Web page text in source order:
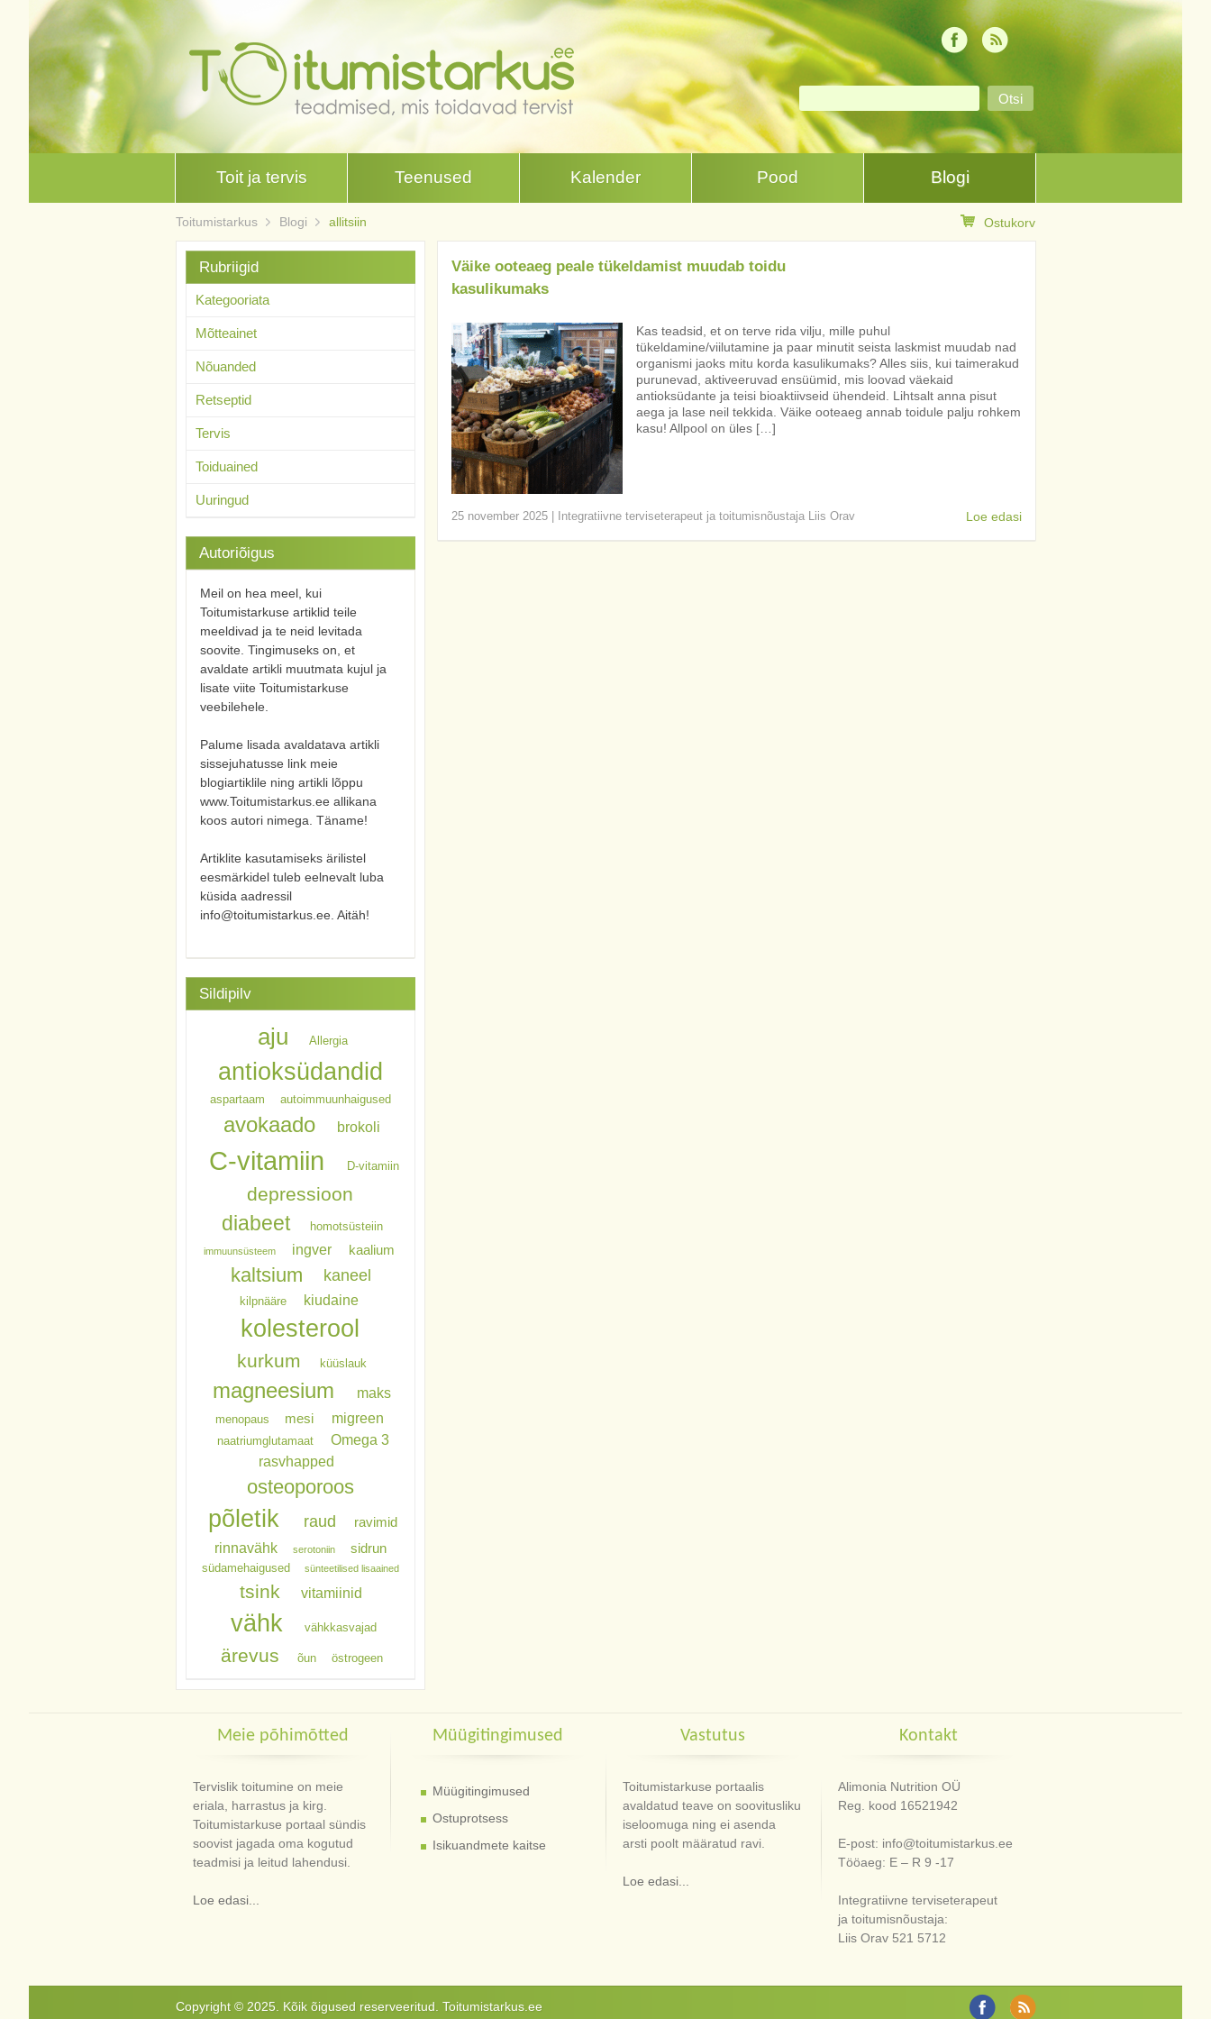
Toit ja tervis Teenused Kalender Pood Blogi
Toitumistarkus Blogi allitsiin Ostukorv
Väike ooteaeg peale tükeldamist muudab toidu
kasulikumaks
Kas teadsid, et on terve rida vilju, mille puhul
tükeldamine/viilutamine ja paar minutit seista laskmist muudab nad
organismi jaoks mitu korda kasulikumaks? Alles siis, kui taimerakud
purunevad, aktiveeruvad ensüümid, mis loovad väekaid
antioksüdante ja teisi bioaktiivseid ühendeid. Lihtsalt anna pisut
aega ja lase neil tekkida. Väike ooteaeg annab toidule palju rohkem
kasu! Allpool on üles […]
25 november 2025| Integratiivne terviseterapeut ja toitumisnõustaja Liis Orav Loe edasi
Rubriigid
Kategooriata
Mõtteainet
Nõuanded
Retseptid
Tervis
Toiduained
Uuringud
Autoriõigus
Meil on hea meel, kui
Toitumistarkuse artiklid teile
meeldivad ja te neid levitada
soovite. Tingimuseks on, et
avaldate artikli muutmata kujul ja
lisate viite Toitumistarkuse
veebilehele.
Palume lisada avaldatava artikli
sissejuhatusse link meie
blogiartiklile ning artikli lõppu
www.Toitumistarkus.ee allikana
koos autori nimega. Täname!
Artiklite kasutamiseks ärilistel
eesmärkidel tuleb eelnevalt luba
küsida aadressil
info@toitumistarkus.ee. Aitäh!
Sildipilv
aju Allergia
antioksüdandid
aspartaam autoimmuunhaigused
avokaado brokoli
C-vitamiin D-vitamiin
depressioon
diabeet homotsüsteiin
immuunsüsteem ingver kaalium
kaltsium kaneel
kilpnääre kiudaine
kolesterool
kurkum küüslauk
magneesium maks
menopaus mesi migreen
naatriumglutamaat
Omega 3
rasvhapped
osteoporoos
põletik raud ravimid
rinnavähk serotoniin sidrun
südamehaigused sünteetilised lisaained
tsink vitamiinid
vähk vähkkasvajad
ärevus õun östrogeen
Meie põhimõtted
Tervislik toitumine on meie
eriala, harrastus ja kirg.
Toitumistarkuse portaal sündis
soovist jagada oma kogutud
teadmisi ja leitud lahendusi.
Loe edasi...
Müügitingimused
Müügitingimused
Ostuprotsess
Isikuandmete kaitse
Vastutus
Toitumistarkuse portaalis
avaldatud teave on soovitusliku
iseloomuga ning ei asenda
arsti poolt määratud ravi.
Loe edasi...
Kontakt
Alimonia Nutrition OÜ
Reg. kood 16521942
E-post: info@toitumistarkus.ee
Tööaeg: E – R 9 -17
Integratiivne terviseterapeut
ja toitumisnõustaja:
Liis Orav 521 5712
Copyright © 2025. Kõik õigused reserveeritud. Toitumistarkus.ee